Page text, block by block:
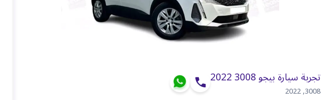
تجربة سيارة بيجو 3008 2022
3008
,
2022